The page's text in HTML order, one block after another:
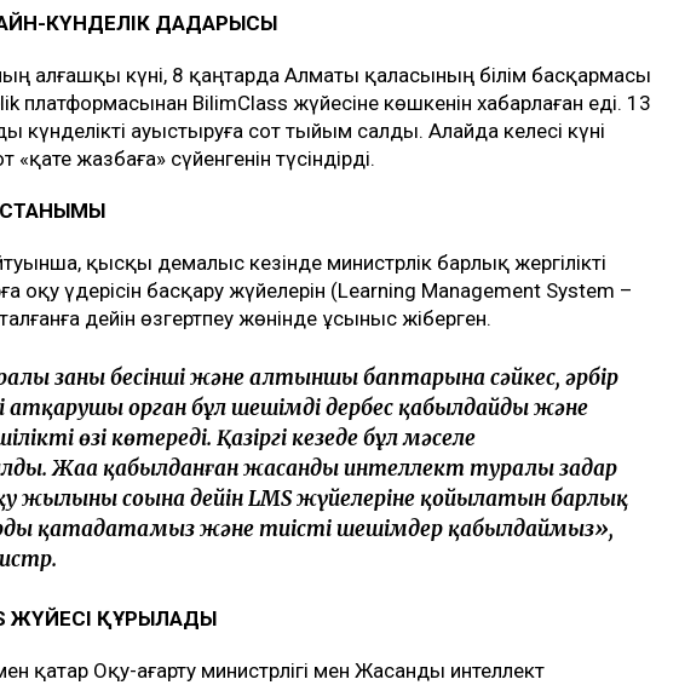
КҮНДЕЛІК ДАҒДАРЫСЫ
алғашқы күні, 8 қаңтарда Алматы қаласының білім басқармасы
платформасынан BilimClass жүйесіне көшкенін хабарлаған еді. 13
күнделікті ауыстыруға сот тыйым салды. Алайда келесі күні
«қате жазбаға» сүйенгенін түсіндірді.
қысқы демалыс кезінде министрлік барлық жергілікті
оқу үдерісін басқару жүйелерін (Learning Management System –
дейін өзгертпеу жөнінде ұсыныс жіберген.
заңның бесінші және алтыншы баптарына сәйкес, әрбір
атқарушы орган бұл шешімді дербес қабылдайды және
өзі көтереді. Қазіргі кезеңде бұл мәселе
Жаңа қабылданған жасанды интеллект туралы заңдар
жылының соңына дейін LMS жүйелеріне қойылатын барлық
қатаңдатамыз және тиісті шешімдер қабылдаймыз»,
ЖҮЙЕСІ ҚҰРЫЛАДЫ
қатар Оқу-ағарту министрлігі мен Жасанды интеллект